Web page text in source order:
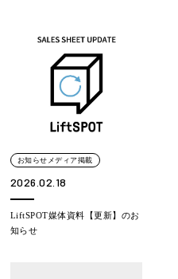
お知らせメディア掲載
2026.02.18
LiftSPOT媒体資料【更新】のお
知らせ